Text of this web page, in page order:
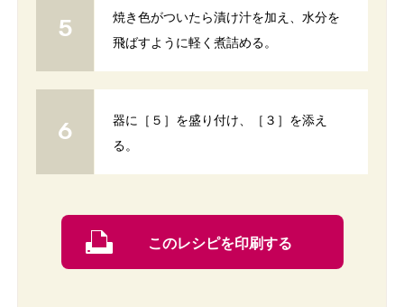
焼き色がついたら漬け汁を加え、水分を
飛ばすように軽く煮詰める。
器に［５］を盛り付け、［３］を添え
る。
このレシピを印刷する